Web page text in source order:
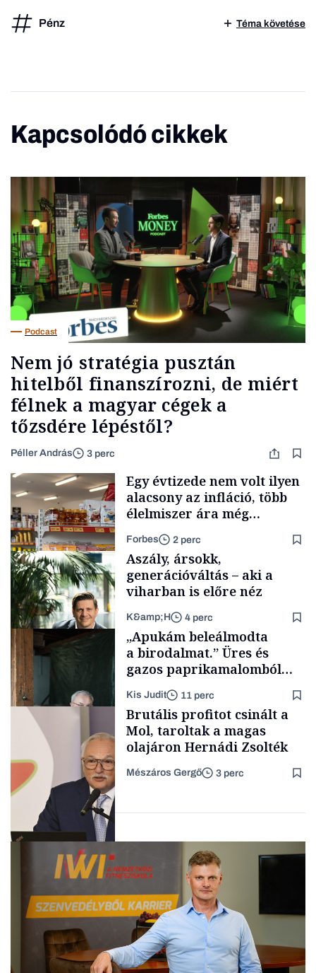
Pénz Téma követése
Kapcsolódó cikkek
Podcast
Nem jó stratégia pusztán
hitelből finanszírozni, de miért
félnek a magyar cégek a
tőzsdére lépéstől?
Péller András 3 perc
Makro
Egy évtizede nem volt ilyen
alacsony az infláció, több
élelmiszer ára még
rohamosan csökken is
Forbes 2 perc
TÁMOGATÓI
TARTALOM
Aszály, ársokk,
generációváltás – aki a
viharban is előre néz
K&amp;H 4 perc
Családi
vállalkozások
„Apukám beleálmodta
a birodalmat.” Üres és
gazos paprikamalomból
lett az igazi családi
fűszersztori
Kis Judit 11 perc
Befektetés
Brutális profitot csinált a
Mol, taroltak a magas
olajáron Hernádi Zsolték
Mészáros Gergő 3 perc